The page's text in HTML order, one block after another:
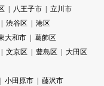
八王子市
立川市
渋谷区
港区
大和市
葛飾区
文京区 豊島区
大田区
小田原市
藤沢市